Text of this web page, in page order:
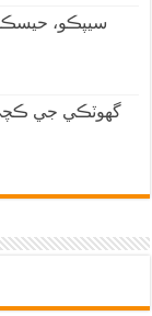
سيپڪو،
گهوٽڪي جي ڪچي